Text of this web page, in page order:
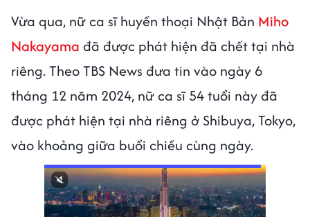
Vừa qua, nữ ca sĩ huyền thoại Nhật Bản Miho
Nakayama đã được phát hiện đã chết tại nhà
riêng. Theo TBS News đưa tin vào ngày 6
tháng 12 năm 2024, nữ ca sĩ 54 tuổi này đã
được phát hiện tại nhà riêng ở Shibuya, Tokyo,
vào khoảng giữa buổi chiều cùng ngày.